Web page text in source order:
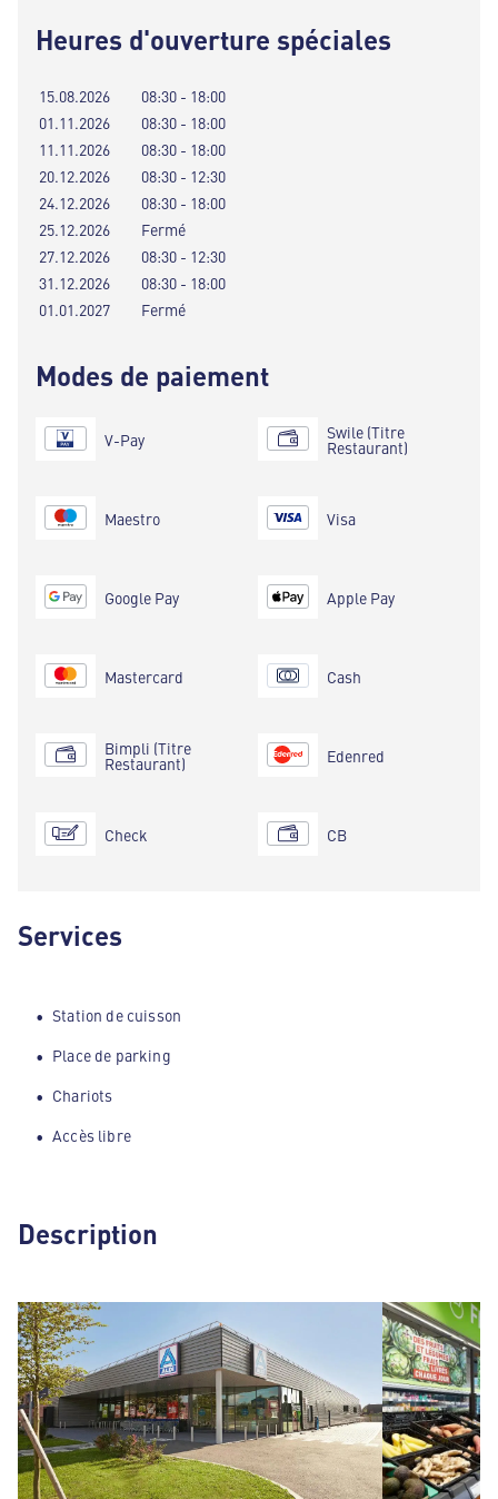
Heures d'ouverture spéciales
15.08.2026
08:30 - 18:00
01.11.2026
08:30 - 18:00
11.11.2026
08:30 - 18:00
20.12.2026
08:30 - 12:30
24.12.2026
08:30 - 18:00
25.12.2026
Fermé
27.12.2026
08:30 - 12:30
31.12.2026
08:30 - 18:00
01.01.2027
Fermé
Modes de paiement
V-Pay
Maestro
Google Pay
Mastercard
Bimpli (Titre
Restaurant)
Check
Swile (Titre
Restaurant)
Visa
Apple Pay
Cash
Edenred
CB
Services
Station de cuisson
Place de parking
Chariots
Accès libre
Description